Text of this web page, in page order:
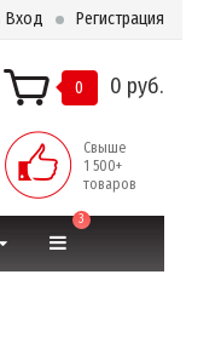
Вход Регистрация
0 0 руб.
Свыше
1 500+
товаров
3